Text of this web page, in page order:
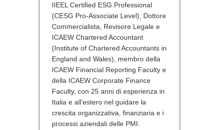
IIEEL Certified ESG Professional
(CESG Pro-Associate Level), Dottore
Commercialista, Revisore Legale e
ICAEW Chartered Accountant
(Institute of Chartered Accountants in
England and Wales), membro della
ICAEW Financial Reporting Faculty e
della ICAEW Corporate Finance
Faculty, con 25 anni di esperienza in
Italia e all’estero nel guidare la
crescita organizzativa, finanziaria e i
processi aziendali delle PMI.